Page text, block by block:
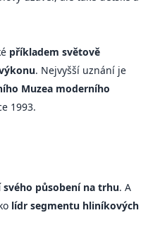
příkladem světově
. Nejvyšší uznání je
Muzea moderního
1993.
působení na trhu. A
lídr segmentu hliníkových